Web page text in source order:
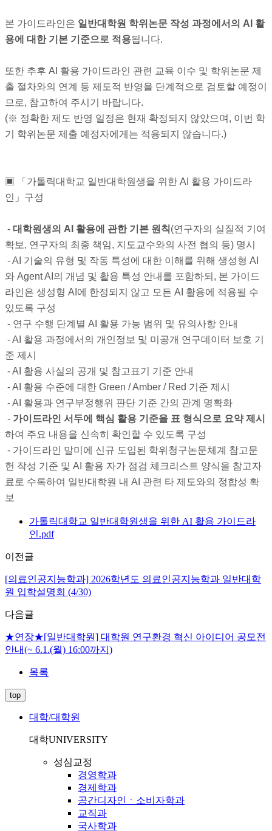
본 가이드라인은 일반대학원 학위논문 작성 과정에서의 AI 활
용에 대한 기본 기준으로 적용됩니다.
또한 추후 AI 활용 가이드라인 관련 교육 이수 및 학위논문 제
출 절차와의 연계 등 제도적 반영을 단계적으로 검토할 예정이
므로, 참고하여 주시기 바랍니다.
(※ 정확한 제도 반영 일정은 현재 확정되지 않았으며, 이번 학
기 학위논문 제출 예정자에게는 적용되지 않습니다.)
▣ 「가톨릭대학교 일반대학원생을 위한 AI 활용 가이드라
인」구성
- 대학원생의 AI 활용에 관한 기본 원칙 (연구자의 실질적 기여
확보, 연구자의 최종 책임, 지도교수와의 사전 협의 등) 명시
- AI 기술의 유형 및 작동 특성에 대한 이해를 위해 생성형 AI
와 Agent AI의 개념 및 활용 특성 안내를 포함하되, 본 가이드
라인은 생성형 AI에 한정되지 않고 모든 AI 활용에 적용될 수
있도록 구성
- 연구 수행 단계별 AI 활용 가능 범위 및 유의사항 안내
- AI 활용 과정에서의 개인정보 및 미공개 연구데이터 보호 기
준 제시
- AI 활용 사실의 공개 및 참고표기 기준 안내
- AI 활용 수준에 대한 Green / Amber / Red 기준 제시
- AI 활용과 연구부정행위 판단 기준 간의 관계 명확화
- 가이드라인 서두에 핵심 활용 기준을 표 형식으로 요약 제시
하여 주요 내용을 신속히 확인할 수 있도록 구성
- 가이드라인 말미에 신규 도입된 학위청구논문체계 참고문
헌 작성 기준 및 AI 활용 자가 점검 체크리스트 양식을 참고자
료로 수록하여 일반대학원 내 AI 관련 타 제도와의 정합성 확
보
가톨릭대학교 일반대학원생을 위한 AI 활용 가이드라
인.pdf
이전글
[의료인공지능학과] 2026학년도 의료인공지능학과 일반대학
원 입학설명회 (4/30)
다음글
★연장★[일반대학원] 대학원 연구환경 혁신 아이디어 공모전
안내(~ 6.1.(월) 16:00까지)
목록
top
대학/대학원
대학UNIVERSITY
성심교정
경영학과
경제학과
공간디자인ㆍ소비자학과
교직과
국사학과